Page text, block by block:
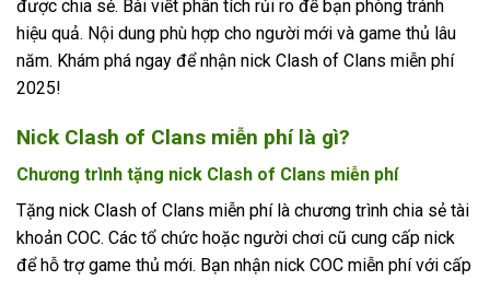
được chia sẻ. Bài viết phân tích rủi ro để bạn phòng tránh
hiệu quả. Nội dung phù hợp cho người mới và game thủ lâu
năm. Khám phá ngay để nhận nick Clash of Clans miễn phí
2025!
Nick Clash of Clans miễn phí là gì?
Chương trình tặng nick Clash of Clans miễn phí
Tặng nick Clash of Clans miễn phí là chương trình chia sẻ tài
khoản COC. Các tổ chức hoặc người chơi cũ cung cấp nick
để hỗ trợ game thủ mới. Bạn nhận nick COC miễn phí với cấp